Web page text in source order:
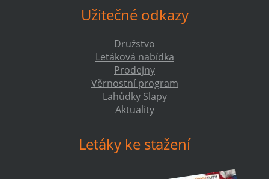
Užitečné odkazy
Družstvo
Letáková nabídka
Prodejny
Věrnostní program
Lahůdky Slapy
Aktuality
Letáky ke stažení